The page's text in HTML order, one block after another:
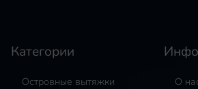
Категории
Островные вытяжки
О